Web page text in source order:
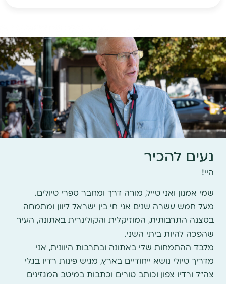
נעים להכיר
היי!
שמי אמנון ואני טייל, מורה דרך ומחבר ספרי טיולים.
מעל חמש עשרה שנים אני חי בין ישראל ליוון ומתמחה
בסצנה התרבותית, המוזיקלית והקולינרית באתונה, העיר
שהפכה להיות ביתי השני.
מלבד ההתמחות שלי באתונה ובתרבות היוונית, אני
מדריך טיולי נושא ייחודיים בארץ, מגיש פינות רדיו בגלי
צה"ל ורדיו צפון וכותב טורים וכתבות במיטב המגזינים